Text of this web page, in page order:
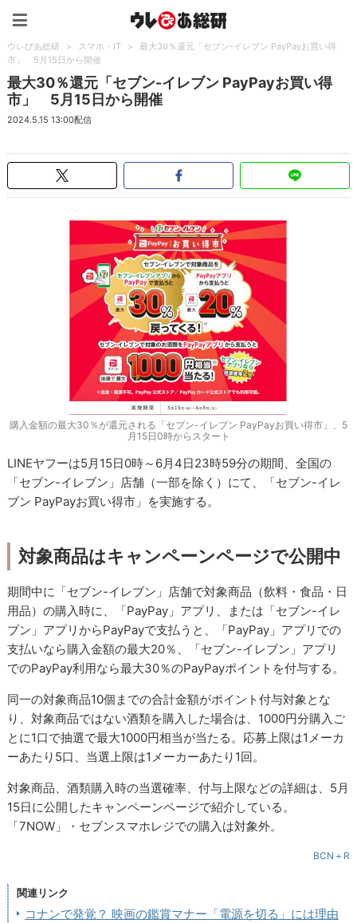
ウレぴあ総研 > スマホ・IT >
最大30％還元「セブン-イレブン PayPayお買い得
市」 5月15日から開催
最大30％還元「セブン-イレブン PayPayお買い得
市」 5月15日から開催
2024.5.15 13:00配信
購入金額の最大30％が還元される「セブン-イレブン PayPayお買い得市」、5
月15日0時からスタート
LINEヤフーは5月15日0時～6月4日23時59分の期間、全国の
「セブン-イレブン」店舗（一部を除く）にて、「セブン-イレ
ブン PayPayお買い得市」を実施する。
対象商品はキャンペーンページで公開中
期間中に「セブン-イレブン」店舗で対象商品（飲料・食品・日
用品）の購入時に、「PayPay」アプリ、または「セブン-イレ
ブン」アプリからPayPayで支払うと、「PayPay」アプリでの
支払いなら購入金額の最大20％、「セブン-イレブン」アプリ
でのPayPay利用なら最大30％のPayPayポイントを付与する。
同一の対象商品10個までの合計金額がポイント付与対象とな
り、対象商品ではない酒類を購入した場合は、1000円分購入ご
とに1口で抽選で最大1000円相当が当たる。応募上限は1メーカ
ーあたり5口、当選上限は1メーカーあたり1回。
対象商品、酒類購入時の当選確率、付与上限などの詳細は、5月
15日に公開したキャンペーンページで紹介している。
「7NOW」・セブンスマホレジでの購入は対象外。
BCN＋R
関連リンク
コナンで発覚？ 映画の鑑賞マナー「電源を切る」には理由